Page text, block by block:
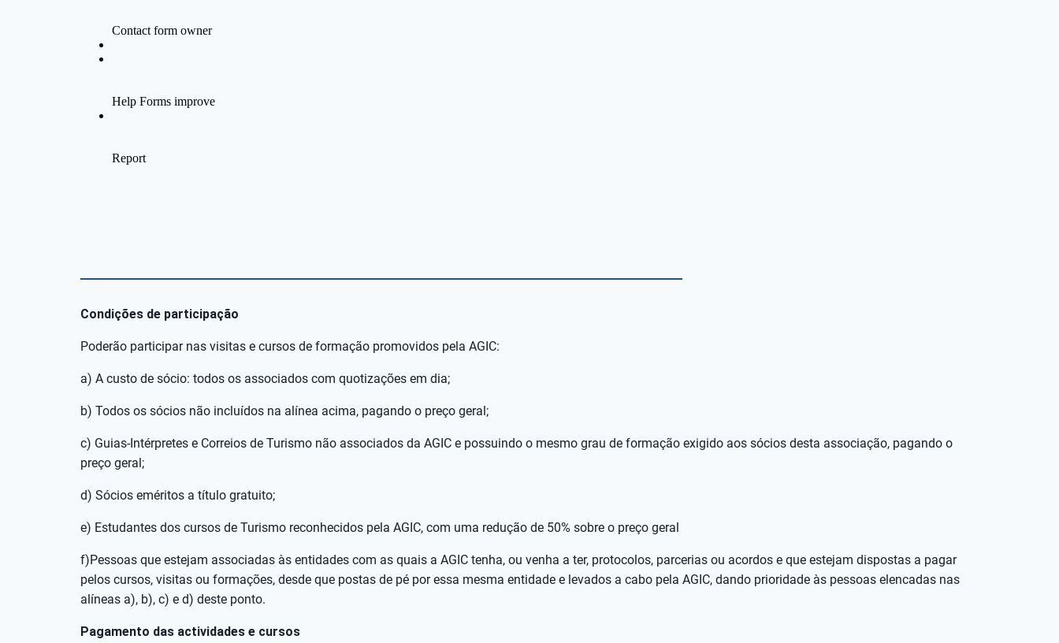
Condições de participação
Poderão participar nas visitas e cursos de formação promovidos pela AGIC:
a) A custo de sócio: todos os associados com quotizações em dia;
b) Todos os sócios não incluídos na alínea acima, pagando o preço geral;
c) Guias-Intérpretes e Correios de Turismo não associados da AGIC e possuindo o mesmo grau de formação exigido aos sócios desta associação, pagando o
preço geral;
d) Sócios eméritos a título gratuito;
e) Estudantes dos cursos de Turismo reconhecidos pela AGIC, com uma redução de 50% sobre o preço geral
f)Pessoas que estejam associadas às entidades com as quais a AGIC tenha, ou venha a ter, protocolos, parcerias ou acordos e que estejam dispostas a pagar
pelos cursos, visitas ou formações, desde que postas de pé por essa mesma entidade e levados a cabo pela AGIC, dando prioridade às pessoas elencadas nas
alíneas a), b), c) e d) deste ponto.
Pagamento das actividades e cursos